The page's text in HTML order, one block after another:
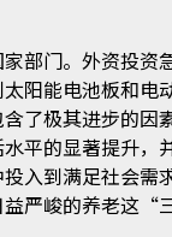
部门。外资投资
阳能电池板和电
了极其进步的因
平的显著提升，
入到满足社会需
严峻的养老这“